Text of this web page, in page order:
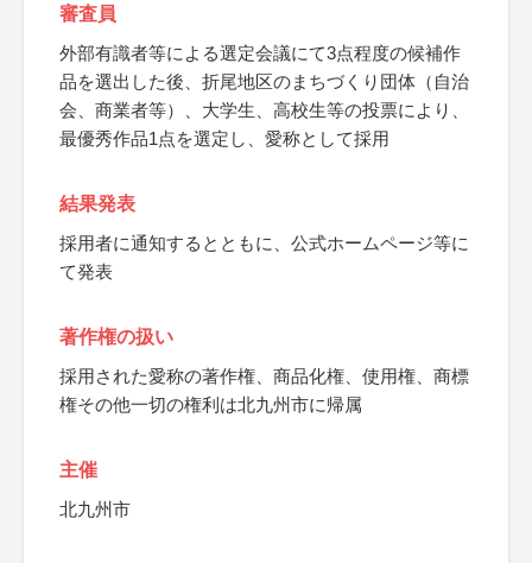
審査員
外部有識者等による選定会議にて3点程度の候補作
品を選出した後、折尾地区のまちづくり団体（自治
会、商業者等）、大学生、高校生等の投票により、
最優秀作品1点を選定し、愛称として採用
結果発表
採用者に通知するとともに、公式ホームページ等に
て発表
著作権の扱い
採用された愛称の著作権、商品化権、使用権、商標
権その他一切の権利は北九州市に帰属
主催
北九州市